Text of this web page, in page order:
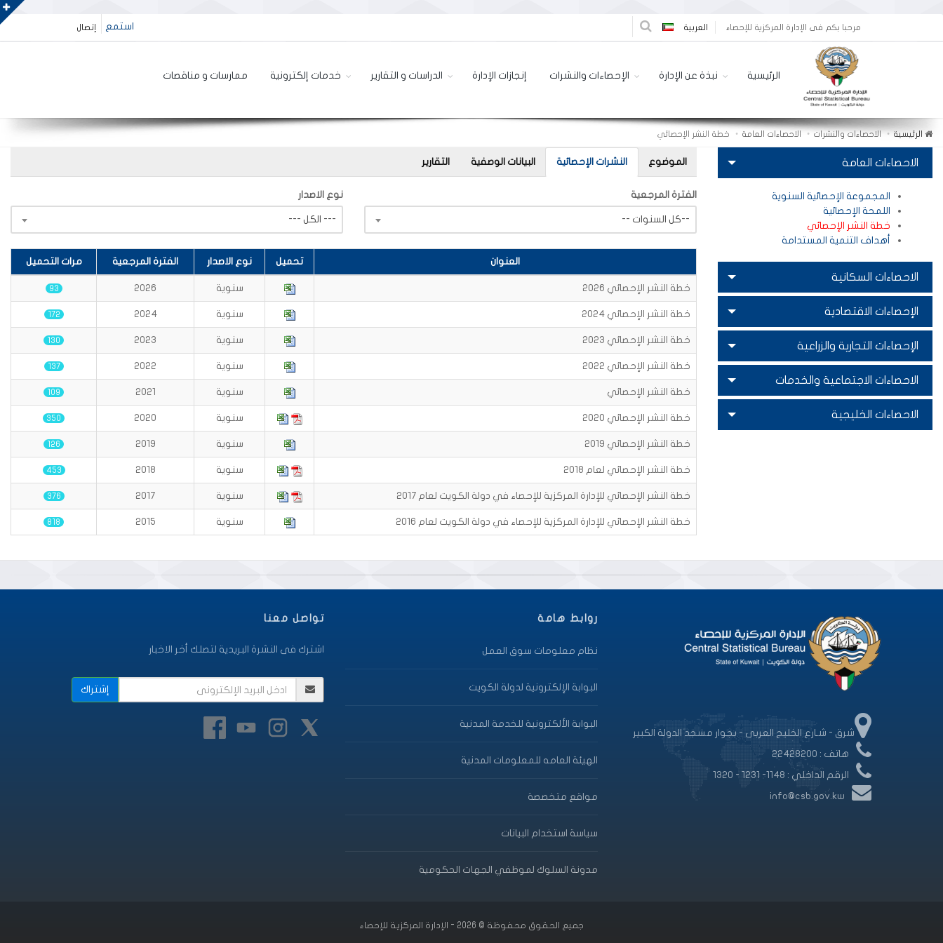
مرحبا بكم فى الإدارة المركزية للإحصاء العربية إتصال استمع
الرئيسية نبذة عن الإدارة الإحصاءات والنشرات إنجازات الإدارة الدراسات و التقارير خدمات إلكترونية ممارسات و مناقصات
الرئيسية الاحصاءات والنشرات الاحصاءات العامة خطة النشر الإحصائي
الاحصاءات العامة
المجموعة الإحصائية السنوية
اللمحة الإحصائية
خطة النشر الإحصائي
أهداف التنمية المستدامة
الاحصاءات السكانية
الإحصاءات الاقتصادية
الإحصاءات التجارية والزراعية
الاحصاءات الاجتماعية والخدمات
الاحصاءات الخليجية
الموضوع النشرات الإحصائية البيانات الوصفية التقارير
الفترة المرجعية
-- كل السنوات--
نوع الاصدار
--- الكل ---
العنوان تحميل نوع الاصدار الفترة المرجعية مرات التحميل
خطة النشر الإحصائي 2026 سنوية 2026
93
خطة النشر الإحصائي 2024 سنوية 2024
172
خطة النشر الإحصائي 2023 سنوية 2023
130
خطة النشر الإحصائي 2022 سنوية 2022
137
خطة النشر الإحصائي سنوية 2021
109
خطة النشر الإحصائي 2020 سنوية 2020
350
خطة النشر الإحصائي 2019 سنوية 2019
126
خطة النشر الإحصائي لعام 2018 سنوية 2018
453
خطة النشر الإحصائي للإدارة المركزية للإحصاء في دولة الكويت لعام 2017 سنوية 2017
376
خطة النشر الإحصائي للإدارة المركزية للإحصاء في دولة الكويت لعام 2016 سنوية 2015
818
شرق - شـارع الخليج العربى - بجوار مسجد الدولة الكبير
هاتف : 22428200
الرقم الداخلي : 1148- 1231 - 1320
info@csb.gov.kw
روابط هامة
نظام معلومات سوق العمل
البوابة الإلكترونية لدولة الكويت
البوابة الألكترونية للخدمة المدنية
الهيئة العامه للمعلومات المدنية
مواقع متخصصة
سياسة استخدام البيانات
مدونة السلوك لموظفي الجهات الحكومية
تواصل معنا
اشترك فى النشرة البريدية لتصلك أخر الاخبار
جميع الحقوق محفوظة © 2026 - الإدارة المركزية للإحصاء